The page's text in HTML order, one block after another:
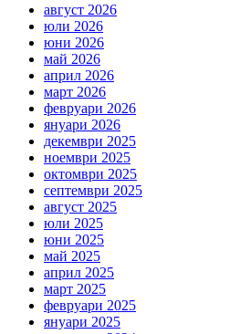
август 2026
юли 2026
юни 2026
май 2026
април 2026
март 2026
февруари 2026
януари 2026
декември 2025
ноември 2025
октомври 2025
септември 2025
август 2025
юли 2025
юни 2025
май 2025
април 2025
март 2025
февруари 2025
януари 2025